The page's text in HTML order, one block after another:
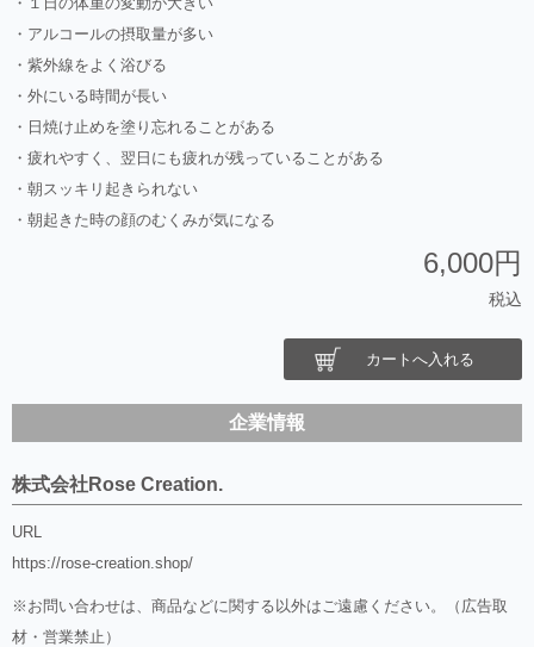
・アルコールの摂取量が多い
・紫外線をよく浴びる
・外にいる時間が長い
・日焼け止めを塗り忘れることがある
・疲れやすく、翌日にも疲れが残っていることがある
・朝スッキリ起きられない
・朝起きた時の顔のむくみが気になる
6,000円
税込
カートへ入れる
企業情報
株式会社Rose Creation.
URL
https://rose-creation.shop/
※お問い合わせは、商品などに関する以外はご遠慮ください。（広告取
材・営業禁止）